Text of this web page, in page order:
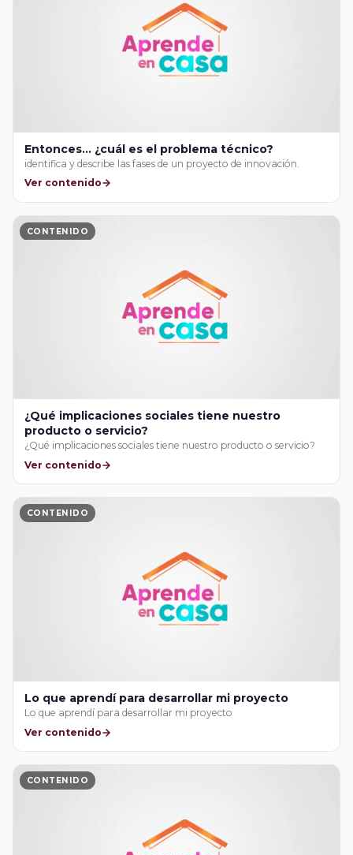
Entonces… ¿cuál es el problema técnico?
identifica y describe las fases de un proyecto de innovación.
Ver contenido
CONTENIDO
¿Qué implicaciones sociales tiene nuestro
producto o servicio?
¿Qué implicaciones sociales tiene nuestro producto o servicio?
Ver contenido
CONTENIDO
Lo que aprendí para desarrollar mi proyecto
Lo que aprendí para desarrollar mi proyecto
Ver contenido
CONTENIDO